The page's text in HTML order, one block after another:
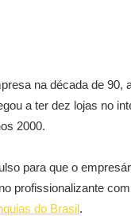
na década de
a ter dez lojas no
2000.
para que o
profissionalizante
do Brasil.